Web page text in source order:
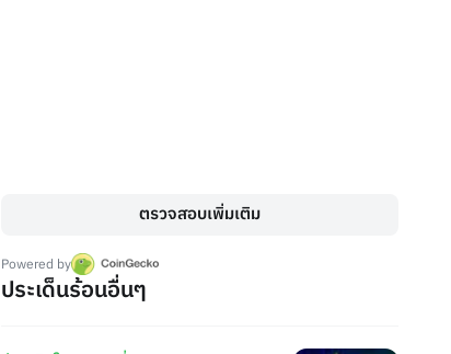
ตรวจสอบเพิ่มเติม
Powered by
ประเด็นร้อนอื่นๆ